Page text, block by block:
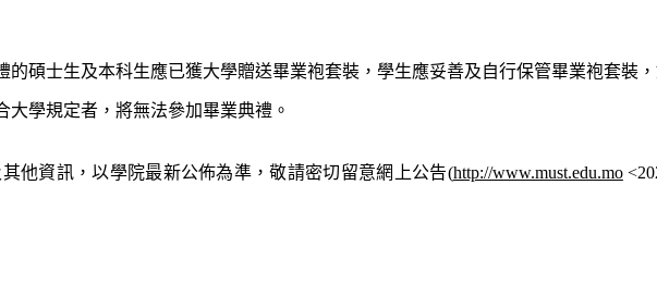
的碩士生及本科生應已獲大學贈送畢業袍套裝，學生應妥善及自行保管畢業袍套裝
大學規定者，將無法參加畢業典禮。
他資訊，以學院最新公佈為準，敬請密切留意網上公告(http://www.must.edu.mo